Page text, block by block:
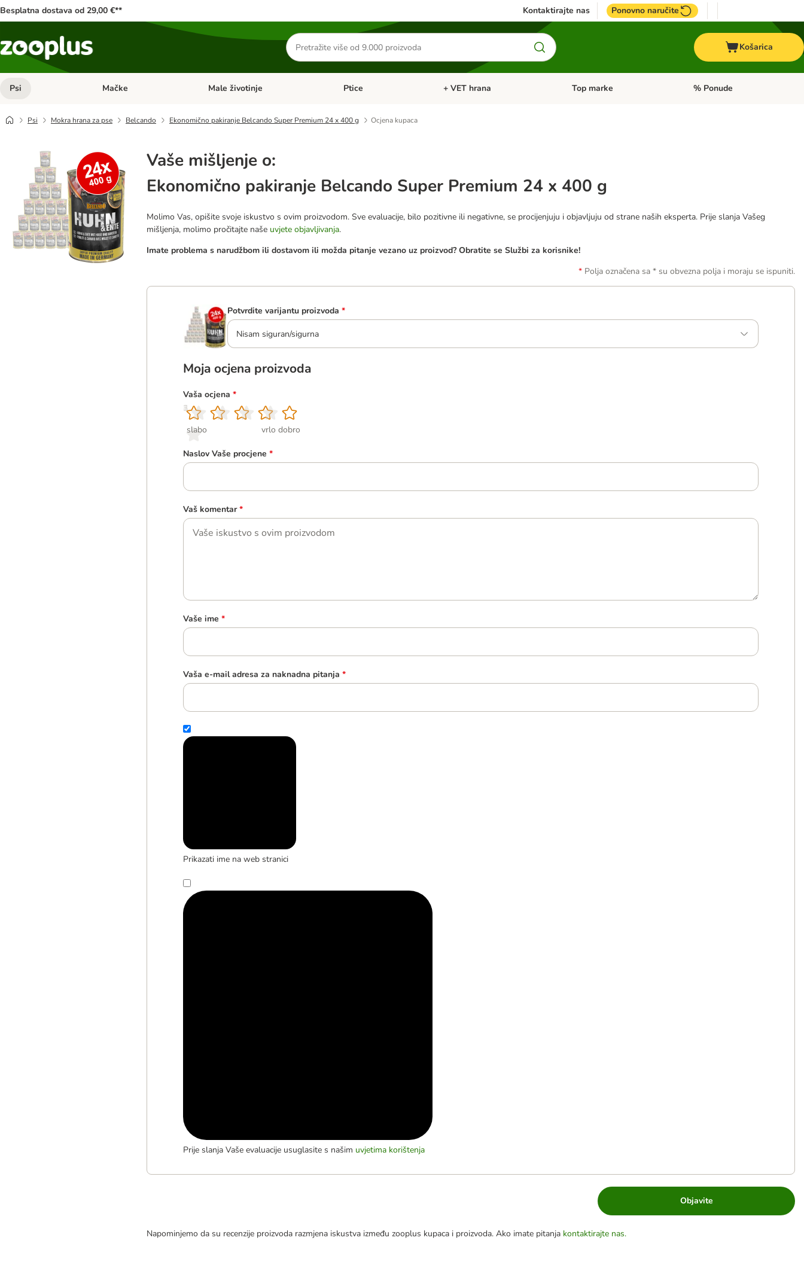
Besplatna dostava od 29,00 €** Kontaktirajte nas Ponovno naručite
Traži
proizvode
Košarica
Psi Pregled kategorija: Psi
Mačke Pregled kategorija: Mačke
Male životinje Pregled kategorija: Male životinje
Ptice Pregled kategorija: Ptice
+ VET hrana Pregled kategorija: + VET hrana
Top marke Pregled kategorija: Top marke
% Ponude
Psi Mokra hrana za pse Belcando Ekonomično pakiranje Belcando Super Premium 24 x 400 g Ocjena kupaca
Vaše mišljenje o:
Ekonomično pakiranje Belcando Super Premium 24 x 400 g
Molimo Vas, opišite svoje iskustvo s ovim proizvodom. Sve evaluacije, bilo pozitivne ili negativne, se procijenjuju i objavljuju od strane naših eksperta. Prije slanja Vašeg
mišljenja, molimo pročitajte naše uvjete objavljivanja.
Imate problema s narudžbom ili dostavom ili možda pitanje vezano uz proizvod? Obratite se Službi za korisnike!
Polja označena sa * su obvezna polja i moraju se ispuniti.
Potvrdite varijantu proizvoda *
Nisam siguran/sigurna
Moja ocjena proizvoda
Vaša ocjena *
1
slabo
2
3
4
5
vrlo dobro
Naslov Vaše procjene *
Vaš komentar *
Vaše ime *
Vaša e-mail adresa za naknadna pitanja *
Prikazati ime na web stranici
Prije slanja Vaše evaluacije usuglasite s našim uvjetima korištenja
Objavite
Napominjemo da su recenzije proizvoda razmjena iskustva između zooplus kupaca i proizvoda. Ako imate pitanja kontaktirajte nas.